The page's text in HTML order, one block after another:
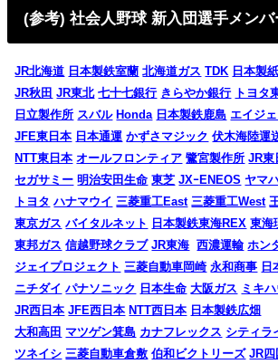
(参考) 社会人野球 新入団選手メンバ
JR北海道 日本製鉄室蘭 北海道ガス TDK 日本製
JR秋田 JR東北 七十七銀行 きらやか銀行 トヨタ
日立製作所 スバル Honda 日本製鉄鹿島 エイジ
JFE東日本 日本通運 かずさマジック 伏木海陸運
NTT東日本 オールフロンティア 鷺宮製作所 JR東
セガサミー 明治安田生命 東芝 JXｰENEOS ヤマ
トヨタ ハナマウイ 三菱重工East 三菱重工West
東京ガス バイタルネット 日本製鉄東海REX 東海
東邦ガス 信越野球クラブ JR東海 西濃運輸 ホン
ジェイプロジェクト 三菱自動車岡崎 永和商事 日
ニチダイ パナソニック 日本生命 大阪ガス ミキ
JR西日本 JFE西日本 NTT西日本 日本製鉄広畑
大和高田 マツゲン箕島 カナフレックス シティラ
ツネイシ 三菱自動車倉敷 伯和ビクトリーズ JR四